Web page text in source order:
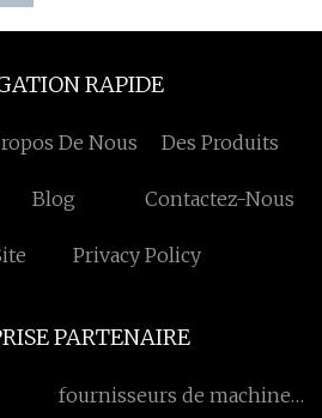
RAPIDE
De Nous Des Produits
Blog Contactez-Nous
Privacy Policy
PARTENAIRE
fournisseurs de machines